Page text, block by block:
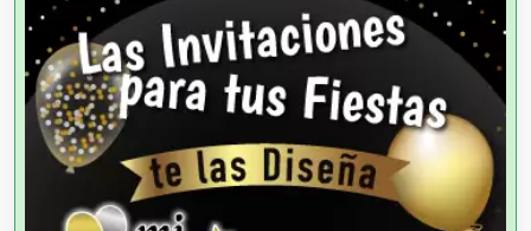
Agencias de Autos
Agencias de Cobranza